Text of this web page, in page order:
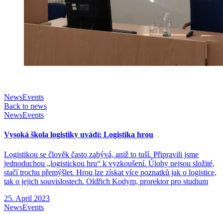
NewsEvents
Back to news
NewsEvents
Vysoká škola logistiky uvádí: Logistika hrou
Logistikou se člověk často zabývá, aniž to tuší. Připravili jsme
jednoduchou „logistickou hru“ k vyzkoušení. Úlohy nejsou složité,
stačí trochu přemýšlet. Hrou lze získat více poznatků jak o logistice,
tak o jejich souvislostech. Oldřich Kodym, prorektor pro studium
25. April 2023
NewsEvents